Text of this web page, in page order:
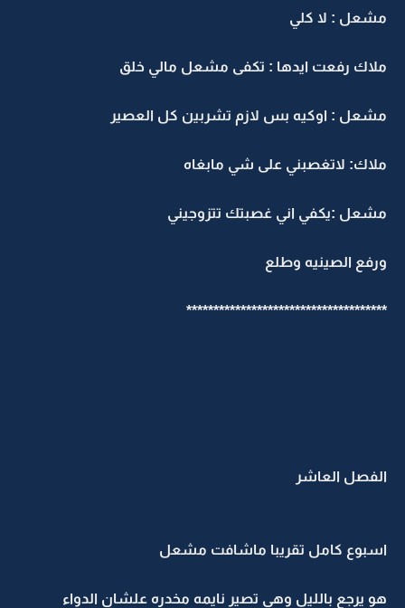
مشعل : لا كلي
ملاك رفعت ايدها : تكفى مشعل مالي خلق
مشعل : اوكيه بس لازم تشربين كل العصير
ملاك: لاتغصبني على شي مابغاه
مشعل :يكفي اني غصبتك تتزوجيني
ورفع الصينيه وطلع
*************************************
الفصل العاشر
اسبوع كامل تقريبا ماشافت مشعل
هو يرجع بالليل وهي تصير نايمه مخدره علشان الدواء